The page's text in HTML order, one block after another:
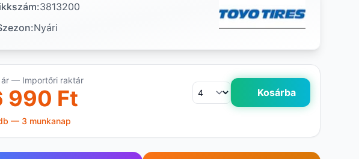
3813200
Nyári
ár — Importőri raktár
990 Ft Kosárba
— 3 munkanap